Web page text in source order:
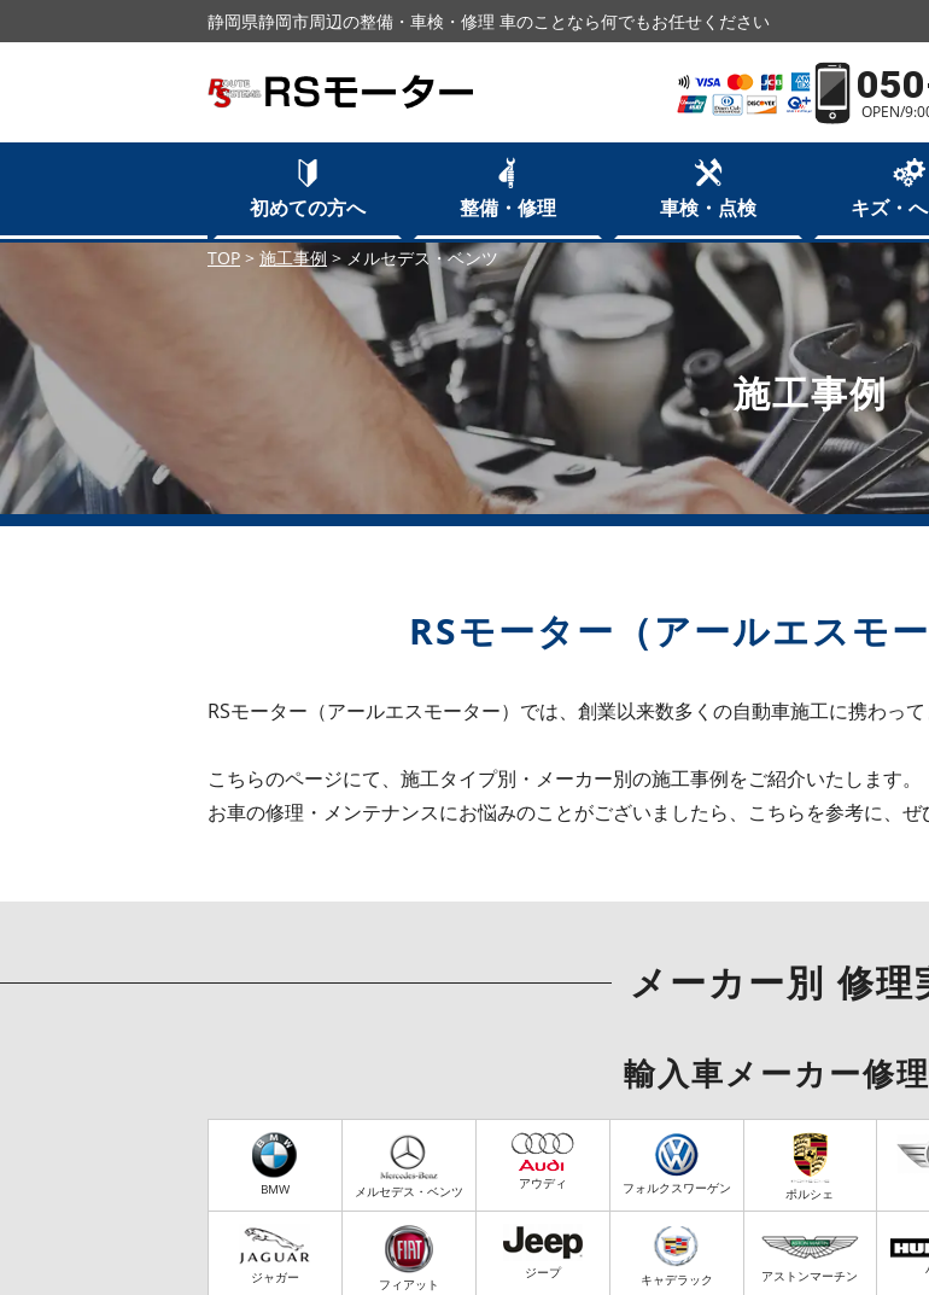
静岡県静岡市周辺の整備・車検・修理 車のことなら何でもお任せください
OPEN/
初めての方へ 整備・修理 車検・点検 キズ・
TOP > 施工事例 > メルセデス・ベンツ
施工事例
RSモーター（アールエスモ
RSモーター（アールエスモーター）では、創業以来数多くの自動車施工に携わって
こちらのページにて、施工タイプ別・メーカー別の施工事例をご紹介いたします。
お車の修理・メンテナンスにお悩みのことがございましたら、こちらを参考に、ぜ
メーカー別 修理
輸入車メーカー修
BMW メルセデス・ベンツ アウディ フォルクスワーゲン ポルシェ
ジャガー フィアット
ジープ キャデラック アストンマーチン